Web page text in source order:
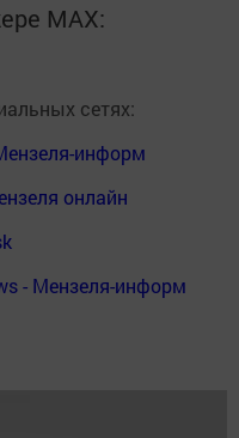
MАХ:
сетях:
информ
онлайн
- Мензеля-информ